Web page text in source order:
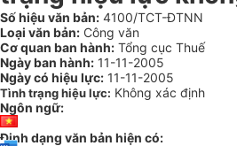
Số hiệu văn bản: 4100/TCT-ĐTNN
Loại văn bản: Công văn
Cơ quan ban hành: Tổng cục Thuế
Ngày ban hành: 11-11-2005
Ngày có hiệu lực: 11-11-2005
Tình trạng hiệu lực: Không xác định
Ngôn ngữ:
Định dạng văn bản hiện có: